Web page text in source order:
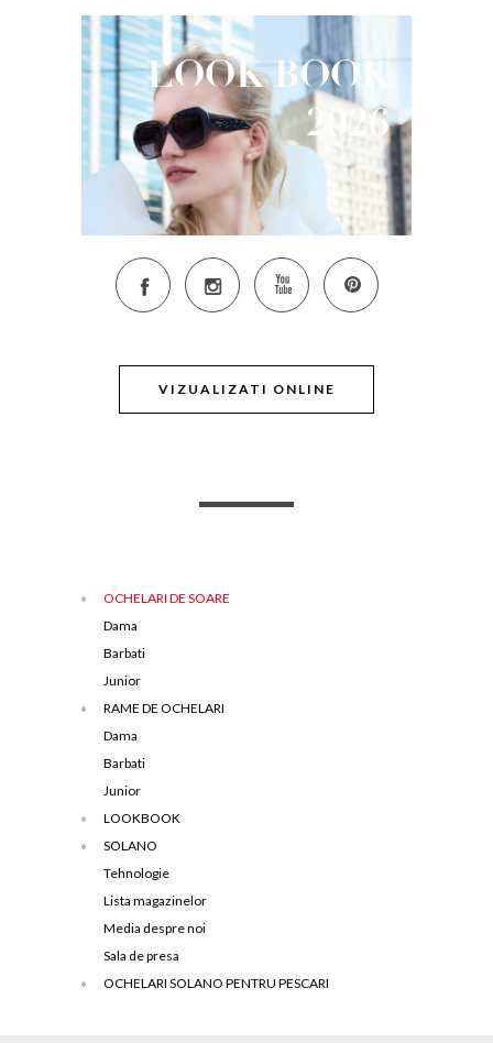
LOOKBOOK
2026
VIZUALIZATI ONLINE
OCHELARI DE SOARE
Dama
Barbati
Junior
RAME DE OCHELARI
Dama
Barbati
Junior
LOOKBOOK
SOLANO
Tehnologie
Lista magazinelor
Media despre noi
Sala de presa
OCHELARI SOLANO PENTRU PESCARI